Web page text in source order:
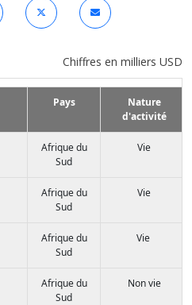
Chiffres en milliers USD
Pays
Nature
d'activité
Afrique du
Sud
Vie
Afrique du
Sud
Vie
Afrique du
Sud
Vie
Afrique du
Sud
Non vie